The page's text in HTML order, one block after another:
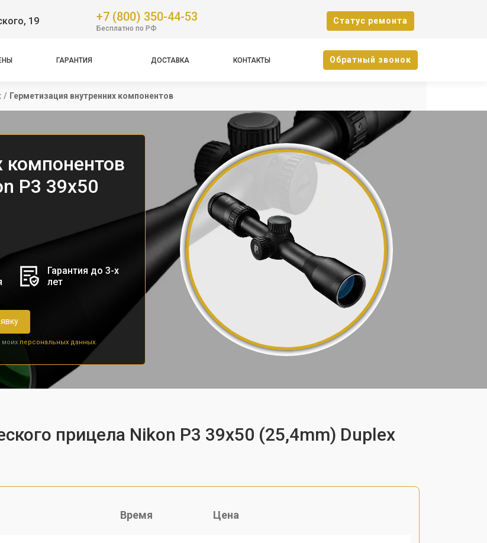
19 +7 (800) 350-44-53
Бесплатно по РФ
Cтатус ремонта
ГАРАНТИЯ ДОСТАВКА КОНТАКТЫ Oбратный звонок
/ Герметизация внутренних компонентов
компонентов
P3 39x50
Гарантия до 3-х
лет
моих персональных данных.
прицела Nikon P3 39x50 (25,4mm) Duplex
Время Цена